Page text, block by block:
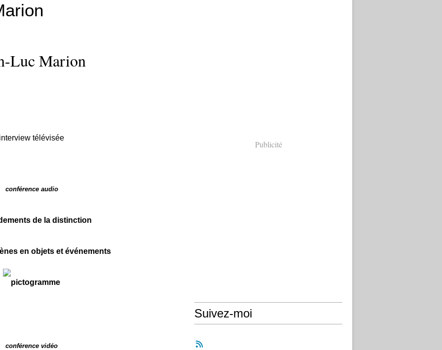
Luc Marion
télévisée
conférence audio
de la distinction
en objets et événements
conférence vidéo
Publicité
Suivez-moi